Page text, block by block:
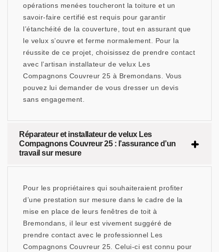
opérations menées toucheront la toiture et un
savoir-faire certifié est requis pour garantir
l’étanchéité de la couverture, tout en assurant que
le velux s’ouvre et ferme normalement. Pour la
réussite de ce projet, choisissez de prendre contact
avec l’artisan installateur de velux Les
Compagnons Couvreur 25 à Bremondans. Vous
pouvez lui demander de vous dresser un devis
sans engagement.
Réparateur et installateur de velux Les
Compagnons Couvreur 25 : l’assurance d’un
travail sur mesure
Pour les propriétaires qui souhaiteraient profiter
d’une prestation sur mesure dans le cadre de la
mise en place de leurs fenêtres de toit à
Bremondans, il leur est vivement suggéré de
prendre contact avec le professionnel Les
Compagnons Couvreur 25. Celui-ci est connu pour